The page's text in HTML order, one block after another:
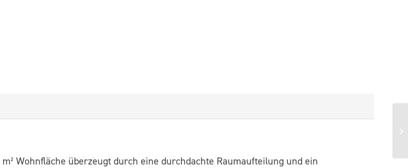
Wohnfläche überzeugt durch eine durchdachte Raumaufteilung und ein